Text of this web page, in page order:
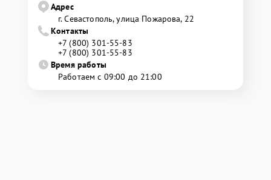
Адрес
г. Севастополь, улица Пожарова, 22
Контакты
+7 (800) 301-55-83
+7 (800) 301-55-83
Время работы
Работаем с 09:00 до 21:00